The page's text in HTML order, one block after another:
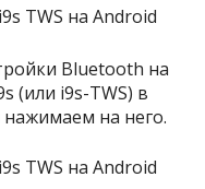
Bluetooth на
(или i9s-TWS) в
нажимаем на него.